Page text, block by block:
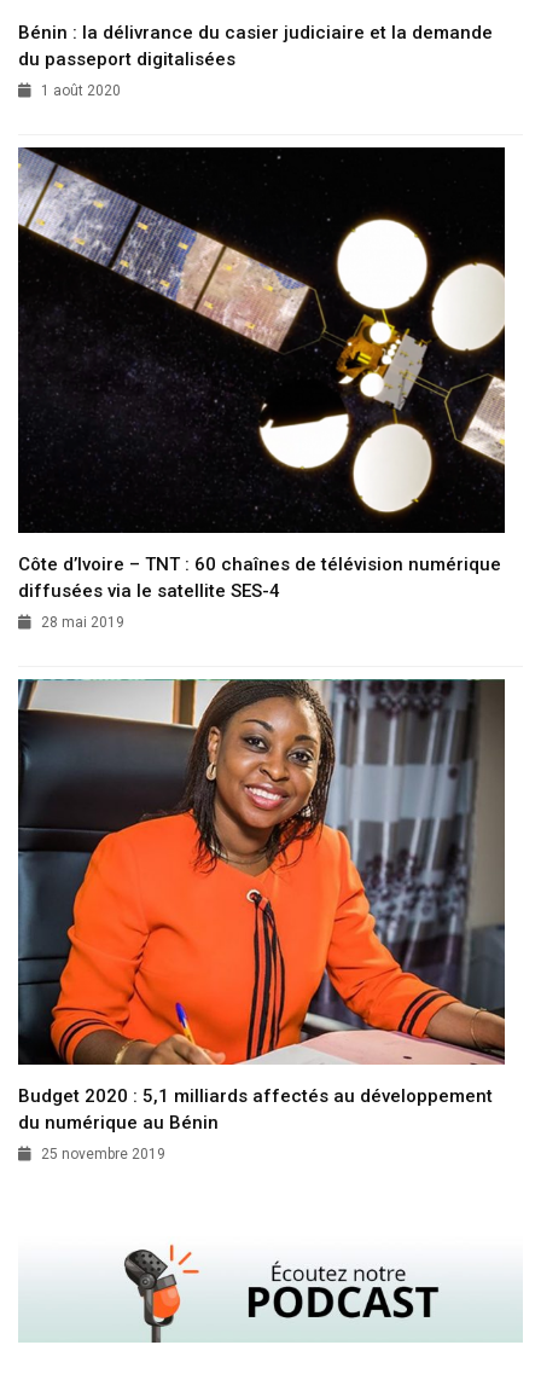
Bénin : la délivrance du casier judiciaire et la demande
du passeport digitalisées
1 août 2020
Côte d’Ivoire – TNT : 60 chaînes de télévision numérique
diffusées via le satellite SES-4
28 mai 2019
Budget 2020 : 5,1 milliards affectés au développement
du numérique au Bénin
25 novembre 2019